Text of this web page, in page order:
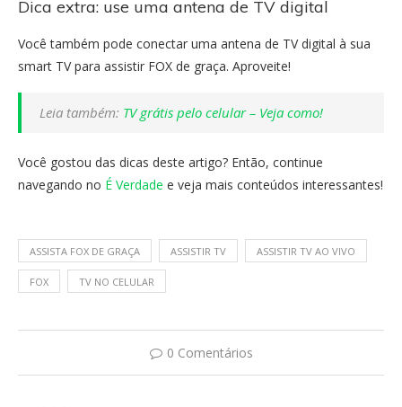
Dica extra: use uma antena de TV digital
Você também pode conectar uma antena de TV digital à sua
smart TV para assistir FOX de graça. Aproveite!
Leia também: TV grátis pelo celular – Veja como!
Você gostou das dicas deste artigo? Então, continue
navegando no É Verdade e veja mais conteúdos interessantes!
ASSISTA FOX DE GRAÇA ASSISTIR TV ASSISTIR TV AO VIVO
FOX TV NO CELULAR
0 Comentários